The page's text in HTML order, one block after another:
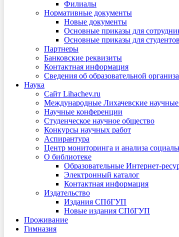
Филиалы
Нормативные документы
Новые документы
Основные приказы для
Основные приказы для студентов
Партнеры
Банковские реквизиты
Контактная информация
Сведения об образовательной
Наука
Сайт Lihachev.ru
Международные Лихачевские научные
Научные конференции
Студенческое научное общество
Конкурсы научных работ
Аспирантура
Центр мониторинга и анализа
О библиотеке
Образовательные Интернет-
Электронный каталог
Контактная информация
Издательство
Издания СПбГУП
Новые издания СПбГУП
Проживание
Гимназия